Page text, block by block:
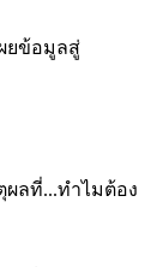
ยข้อมูลสู่
ผลที่...ทำไมต้อง